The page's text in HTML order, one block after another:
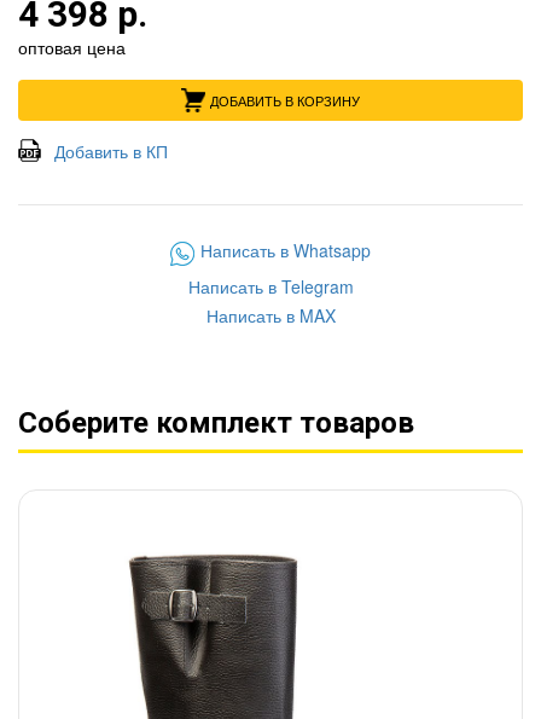
4 398 р.
оптовая цена
ДОБАВИТЬ В КОРЗИНУ
Добавить в КП
Написать в Whatsapp
Написать в Telegram
Написать в MAX
Соберите комплект товаров